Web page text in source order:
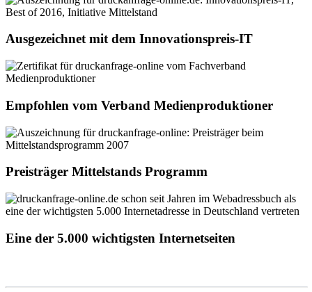
Ausgezeichnet mit dem Innovationspreis-IT
Empfohlen vom Verband Medienproduktioner
Preisträger Mittelstands Programm
Eine der 5.000 wichtigsten Internetseiten